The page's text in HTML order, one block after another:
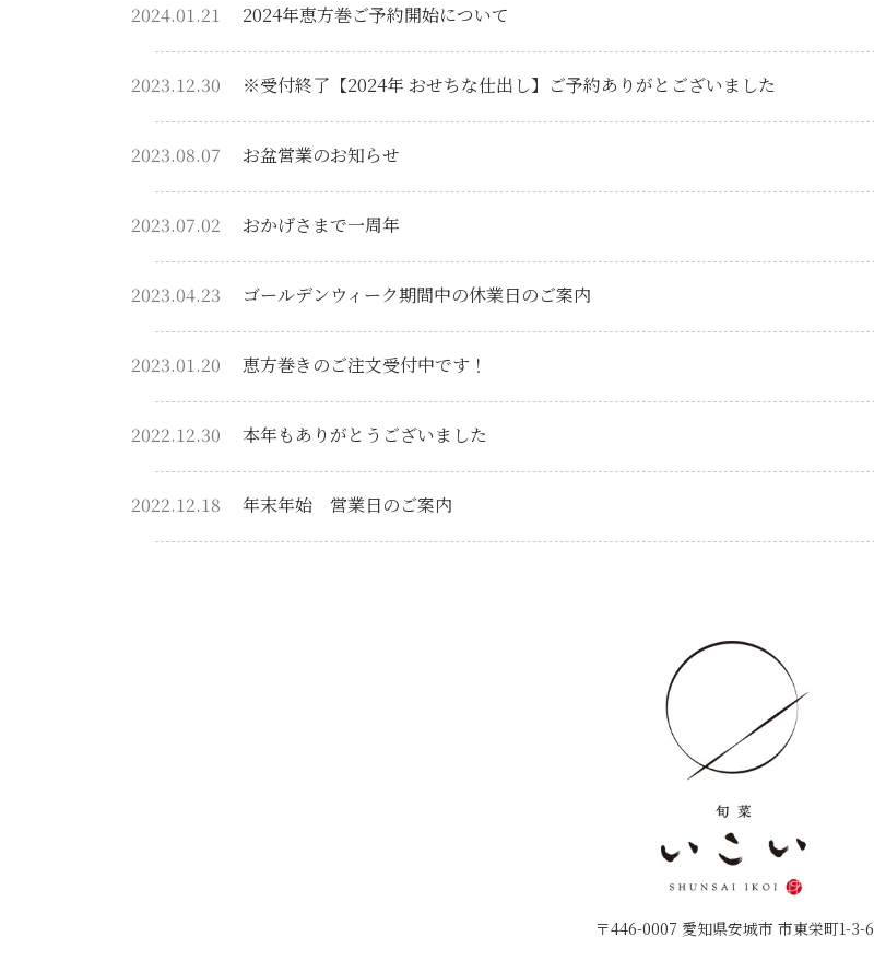
2024.01.21 2024年恵方巻ご予約開始について
2023.12.30 ※受付終了【2024年 おせちな仕出し】ご予約ありがとございました
2023.08.07 お盆営業のお知らせ
2023.07.02 おかげさまで一周年
2023.04.23 ゴールデンウィーク期間中の休業日のご案内
2023.01.20 恵方巻きのご注文受付中です！
2022.12.30 本年もありがとうございました
2022.12.18 年末年始 営業日のご案内
〒446-0007 愛知県安城市 市東栄町1-3-6